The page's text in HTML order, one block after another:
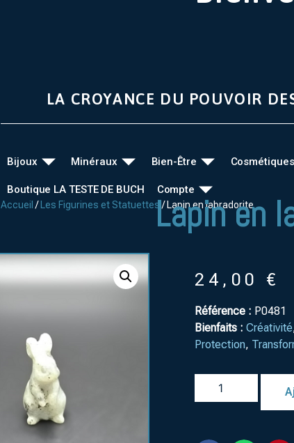
LA CROYANCE DU POUVOIR
Bijoux Minéraux Bien-Être Cosmétiques
Boutique LA TESTE DE BUCH Compte
Accueil / Les Figurines et Statuettes / Lapin en labradorite
Lapin en
24,00 €
Référence : P0481
Bienfaits : Créativité
Protection,